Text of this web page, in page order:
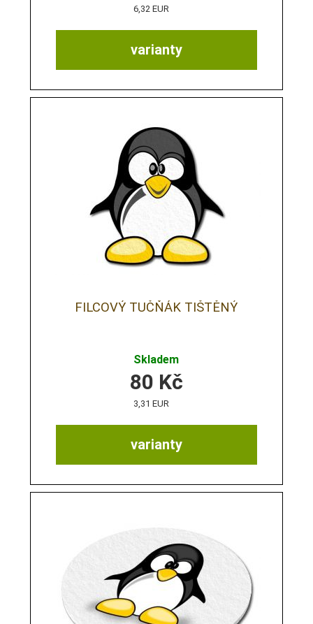
varianty
6,32 EUR
FILCOVÝ TUČŇÁK TIŠTĚNÝ
Skladem
varianty
80 Kč
3,31 EUR